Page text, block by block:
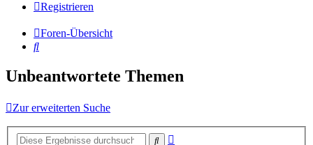
Registrieren
Foren-Übersicht
Suche
Unbeantwortete Themen
Zur erweiterten Suche
Suche